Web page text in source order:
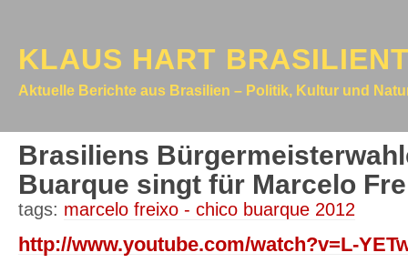
KLAUS HART
Aktuelle Berichte aus Brasilien – Politik, Kultur und
Brasiliens
Buarque singt für Marcelo
tags: marcelo freixo - chico buarque 2012
http://www.youtube.com/watch?v=L-